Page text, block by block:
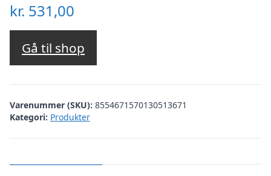
kr. 531,00
Gå til shop
Varenummer (SKU): 8554671570130513671
Kategori: Produkter